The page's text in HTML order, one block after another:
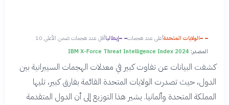
الولايات المتحدةأعلى عدد هجمات إيطالياأقل عدد هجمات ضمن الأعلى 10
المصدر: IBM X-Force Threat Intelligence Index 2024
كشفت البيانات عن تفاوت كبير في معدلات الهجمات السيبرانية بين
الدول، حيث تصدرت الولايات المتحدة القائمة بفارق كبير، تليها
المملكة المتحدة وألمانيا. يشير هذا التوزيع إلى أن الدول المتقدمة